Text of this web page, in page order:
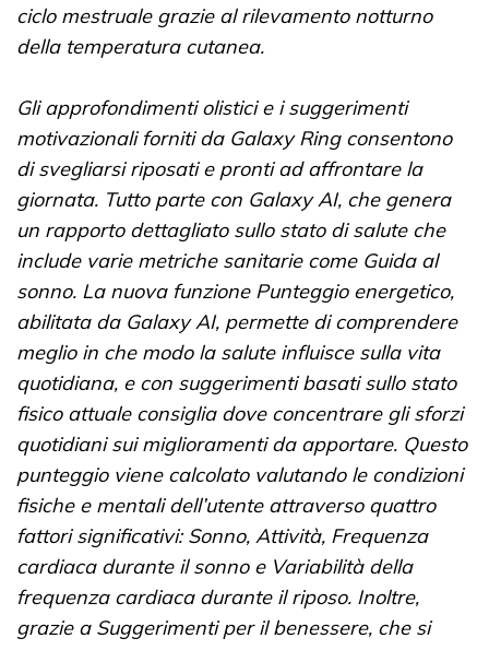
ciclo mestruale grazie al rilevamento notturno
della temperatura cutanea.
Gli approfondimenti olistici e i suggerimenti
motivazionali forniti da Galaxy Ring consentono
di svegliarsi riposati e pronti ad affrontare la
giornata. Tutto parte con Galaxy AI, che genera
un rapporto dettagliato sullo stato di salute che
include varie metriche sanitarie come Guida al
sonno. La nuova funzione Punteggio energetico,
abilitata da Galaxy AI, permette di comprendere
meglio in che modo la salute influisce sulla vita
quotidiana, e con suggerimenti basati sullo stato
fisico attuale consiglia dove concentrare gli sforzi
quotidiani sui miglioramenti da apportare. Questo
punteggio viene calcolato valutando le condizioni
fisiche e mentali dell’utente attraverso quattro
fattori significativi: Sonno, Attività, Frequenza
cardiaca durante il sonno e Variabilità della
frequenza cardiaca durante il riposo. Inoltre,
grazie a Suggerimenti per il benessere, che si